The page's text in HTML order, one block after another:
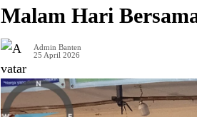
Malam Hari
Admin Banten
25 April 2026